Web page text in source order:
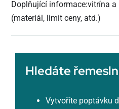
Doplňující informace:vitrína
(materiál, limit ceny, atd.)
Hledáte
Vytvoříte poptávku